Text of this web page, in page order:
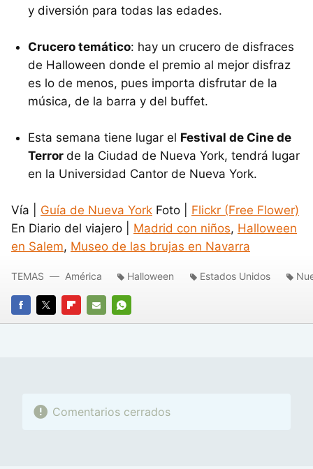
y diversión para todas las edades.
Crucero temático: hay un crucero de disfraces
de Halloween donde el premio al mejor disfraz
es lo de menos, pues importa disfrutar de la
música, de la barra y del buffet.
Esta semana tiene lugar el Festival de Cine de
Terror de la Ciudad de Nueva York, tendrá lugar
en la Universidad Cantor de Nueva York.
Vía | Guía de Nueva York Foto | Flickr (Free Flower)
En Diario del viajero | Madrid con niños, Halloween
en Salem, Museo de las brujas en Navarra
FACEBOOK
TWITTERFLIPBOARD
E-
WHATSAPP
TEMAS América Halloween Estados Unidos
Comentarios cerrados